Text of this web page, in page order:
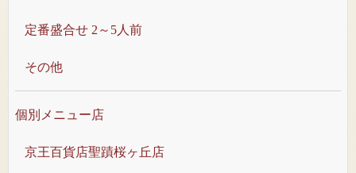
定番盛合せ 2～5人前
その他
個別メニュー店
京王百貨店聖蹟桜ヶ丘店